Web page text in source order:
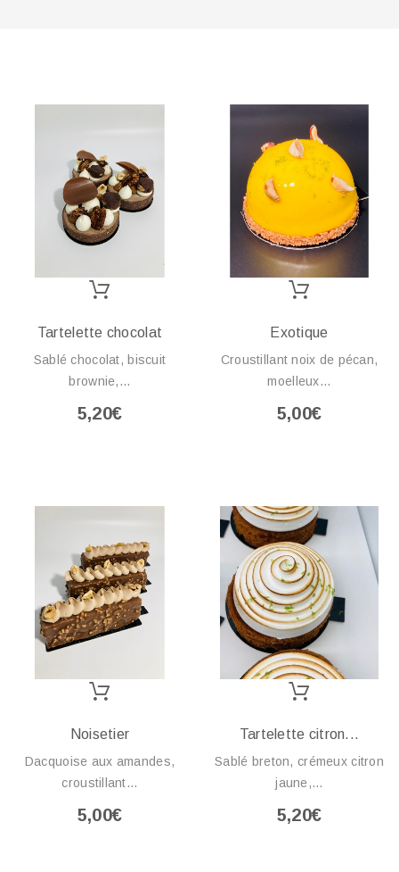
Tartelette chocolat
Sablé chocolat, biscuit
brownie,...
5,20€
Exotique
Croustillant noix de pécan,
moelleux...
5,00€
Noisetier
Dacquoise aux amandes,
croustillant...
5,00€
Tartelette citron...
Sablé breton, crémeux citron
jaune,...
5,20€